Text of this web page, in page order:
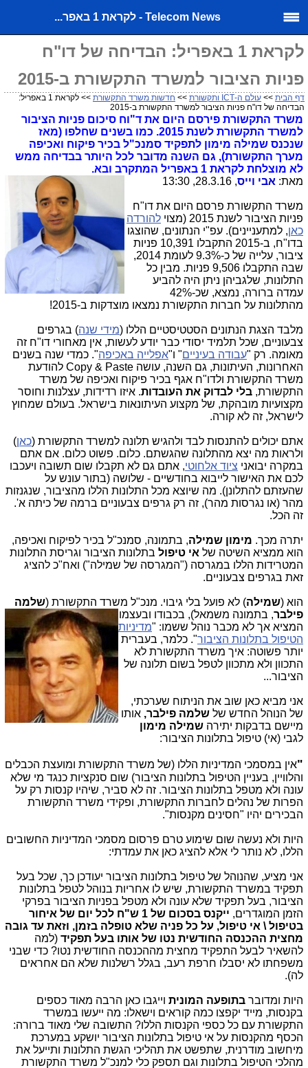
Telecom News - לקראת 1 באפר...
לקראת 1 באפריל: הבדיחה של דו"ח
פניות הציבור למשרד התקשורת ב-2015
דף הבית >> עולם ה-ICT ותקשורת >> חדשות משרד התקשורת
>> לקראת 1 באפריל:
הבדיחה של דו"ח פניות הציבור למשרד התקשורת ב-2015
משרד התקשורת פירסם היום את ד"וח סיכום פניות הציבור
למשרד התקשורת לשנת 2015. כמו בשנים שחלפו (מאז
שנכנס שמילה מימון לתפקיד סמנכ"ל בכיר פיקוח ואכיפה
מערך התקשורת), גם השנה מדובר לכל היותר בבדיחה ממש
לא מוצלחת לקראת 1 באפריל המתקרב ובא.
מאת: אבי וייס, 28.3.16, 13:30
משרד התקשורת פרסם היום את דו"ח
פניות הציבור לשנת 2015 (מצוי
להורדה
כאן, למתעניינים). עפ"י הנתונים, שהוצגו
בדו"ח, ב-2015 התקבלו 10,391 פניות
ציבור, עלייה של כ-9.3% לעומת 2014,
שבה התקבלו 9,506 פניות. מבין כל
התלונות, שלגביהן ניתן היה להביע
עמדה ברורה, נמצא, שכ-42%
מהתלונות על חברות התקשורת נמצאו מוצדקות ב-2015!
מלבד הצגת הנתונים הסטטיסטיים הללו (מידי שנה) בגרפים
צבעוניים, שכל תלמיד יסודי כבר יודע לעשות, אין מאחורי דו"ח זה
מאומה. רק "עבודה בעיניים" ו"אפלייה באכיפה". כמדי שנה בשנים
האחרונות, העיתונות, גם השנה, עושה Copy & Paste להודעת
משרד התקשורת ולדו"ח אגף בכיר פיקוח ואכיפה של משרד
התקשורת, בלי לבדוק את העובדות. איזו רדידות, עצלנות וחוסר
מקצועיות מובהקת, של מקצוע העיתונאות בישראל. בעולם שמחוץ
לישראל, זה לא קורה.
אתם יכולים להתנסות לבד ולהגיש תלונה למשרד התקשורת (כאן)
ולראות מה יצא מהתלונה שהגשתם. כלום. פשוט כלום. אם אתם
במקרה יבואני ציוד אלחוטי, אתם גם לא תקבלו שום תשובה ויעכבו
לכם את האישור לייבוא בחודשיים - שלושה (בתור עונש על
שהעזתם להתלונן). מה שיוצא מכל התלונות הללו מהציבור, שנגנזות
מהר (או נגרסות מהר), זה רק גרפים צבעוניים ברמה של כיתה א'.
זה הכל.
יתרה מכך. מימון שמילה, בתמונה, סמנכ"ל בכיר לפיקוח ואכיפה,
הוא ממציא השיטה של אי טיפול בתלונות הציבור וגריסת התלונות
המטרידות הללו במגרסה ("המגרסה של שמילה") ואח"כ להציג
זאת בגרפים צבעוניים.
הוא (שמילה) לא פועל בלי גיבוי. מנכ"ל משרד התקשורת (שלמה
פילבר, בתמונה משמאל), בכבודו ובעצמו
המציא אך לא מכבר נוהל ששמו: "מדיניות
הטיפול בתלונות הציבור". כלמר, בעברית
יותר פשוטה: איך משרד התקשורת לא
התכוון ולא מתכוון לטפל בשום תלונה של
הציבור...
אני מביא כאן שוב את הניתוח שערכתי,
של הנוהל החדש של שלמה פילבר, אותו
מיישם בדבקות יתירה שמילה מימון
לגבי (אי) טיפול בתלונות הציבור:
"אין במסמכי המדיניות הללו (של משרד התקשורת ומועצת הכבלים
והלוויין, בעניין הטיפול בתלונות הציבור) שום סנקציות כנגד מי שלא
עונה ולא מטפל בתלונות הציבור. זה לא סביר, שיהיו קנסות רק על
הפרות של נהלים לחברות התקשורת, ופקידי משרד התקשורת
הבכירים יהיו "חסינים מקנסות".
היות ולא נעשה שום שימוע טרם פרסום מסמכי המדיניות החשובים
הללו, לא נותר לי אלא להציג כאן את עמדתי:
אני מציע, שהנוהל של טיפול בתלונות הציבור יעודכן כך, שכל בעל
תפקיד במשרד התקשורת, שיש לו אחריות בנוהל לטפל בתלונות
הציבור, בעל תפקיד שלא עונה ולא מטפל בפניות הציבור בפרקי
הזמן המוגדרים,
ייקנס בסכום של 1 ש"ח לכל יום של איחור
בטיפול \ אי טיפול, על כל פניה שלא טופלה בזמן, וזאת עד גובה
מחצית ההכנסה החודשית נטו של אותו בעל תפקיד (למה
להשאיר לבעל התפקיד מחצית מההכנסה החודשית נטו? כדי שבני
משפחתו לא יסבלו חרפת רעב, בגלל רשלנות שלא הם אחראים
לה).
היות ומדובר בתופעה המונית וייגבו כאן הרבה מאוד כספים
בקנסות, מייד יקפצו כמה קוראים וישאלו: מה ייעשו במשרד
התקשורת עם כל כספי הקנסות הללו? התשובה שלי מאוד ברורה:
הכסף מהקנסות על אי טיפול בתלונות הציבור יושקע במערכת
מיחשוב מודרנית, שתפשט את תהליכי הגשת התלונות ותייעל את
מהלכי הטיפול בתלונות וגם תספק כלי למנכ"ל משרד התקשורת